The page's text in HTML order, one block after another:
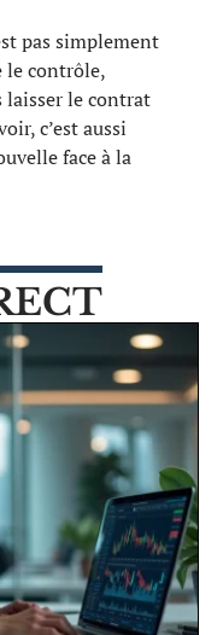
pas simplement
le contrôle,
laisser le contrat
c’est aussi
face à la